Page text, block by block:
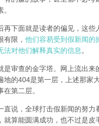
。
再下面就是读者的偏见，这些
有限， 他们容易受到假新闻的
法对他们解释真实的信息 。
是审查的金字塔。网上流出来
地的404是第一层，上述那家
在第二层。
直说，全球打击假新闻的努力
就算能圆满成功，也不过是皮